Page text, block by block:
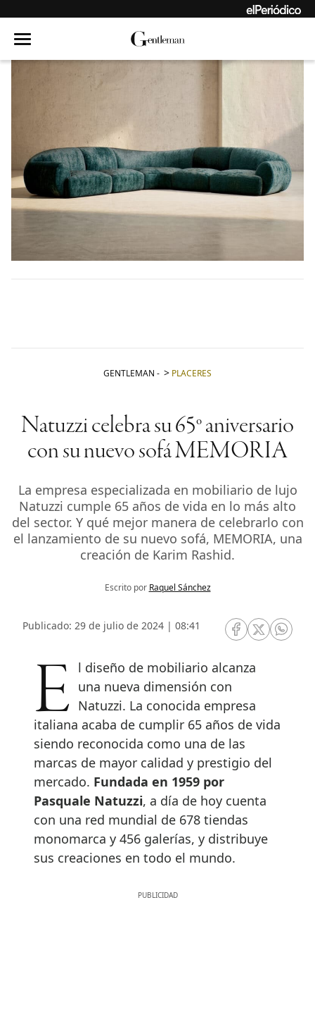
GENTLEMAN - PLACERES
Natuzzi celebra su 65º aniversario
con su nuevo sofá MEMORIA
La empresa especializada en mobiliario de lujo
Natuzzi cumple 65 años de vida en lo más alto
del sector. Y qué mejor manera de celebrarlo con
el lanzamiento de su nuevo sofá, MEMORIA, una
creación de Karim Rashid.
Escrito por Raquel Sánchez
Publicado: 29 de julio de 2024 | 08:41
RRSS Facebook
RRSSRRSS
El diseño de mobiliario alcanza una nueva dimensión con
Natuzzi. La conocida empresa
italiana acaba de cumplir 65 años de vida
siendo reconocida como una de las
marcas de mayor calidad y prestigio del
mercado. Fundada en 1959 por
Pasquale Natuzzi, a día de hoy cuenta
con una red mundial de 678 tiendas
monomarca y 456 galerías, y distribuye
sus creaciones en todo el mundo.